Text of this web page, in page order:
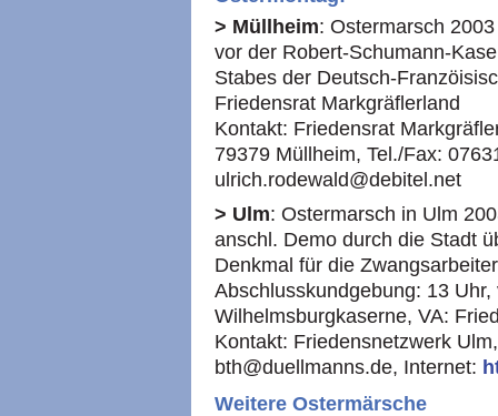
> Müllheim: Ostermarsch
vor der Robert-Schumann-
Stabes der Deutsch-
Friedensrat Markgräflerland
Kontakt: Friedensrat
79379 Müllheim, Tel./Fax:
ulrich.rodewald@debitel.net
> Ulm: Ostermarsch in Ulm
anschl. Demo durch die Stadt
Denkmal für die
Abschlusskundgebung: 13
Wilhelmsburgkaserne, VA:
Kontakt: Friedensnetzwerk
bth@duellmanns.de, Internet:
Weitere Ostermärsche